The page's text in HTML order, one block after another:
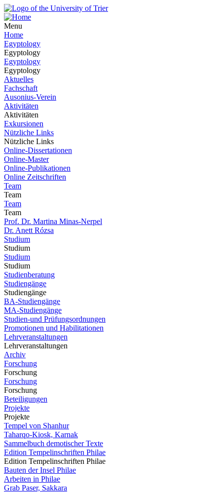
Menu
Home
Egyptology
Egyptology
Egyptology
Egyptology
Aktuelles
Fachschaft
Ausonius-Verein
Aktivitäten
Aktivitäten
Exkursionen
Nützliche Links
Nützliche Links
Online-Dissertationen
Online-Master
Online-Publikationen
Online Zeitschriften
Team
Team
Team
Team
Prof. Dr. Martina Minas-Nerpel
Dr. Anett Rózsa
Studium
Studium
Studium
Studium
Studienberatung
Studiengänge
Studiengänge
BA-Studiengänge
MA-Studiengänge
Studien-und Prüfungsordnungen
Promotionen und Habilitationen
Lehrveranstaltungen
Lehrveranstaltungen
Archiv
Forschung
Forschung
Forschung
Forschung
Beteiligungen
Projekte
Projekte
Tempel von Shanhur
Taharqo-Kiosk, Karnak
Sammelbuch demotischer Texte
Edition Tempelinschriften Philae
Edition Tempelinschriften Philae
Bauten der Insel Philae
Arbeiten in Philae
Grab Paser, Sakkara